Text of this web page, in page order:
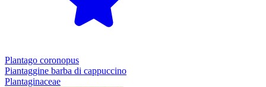
Plantago coronopus
Piantaggine barba di cappuccino
Plantaginaceae